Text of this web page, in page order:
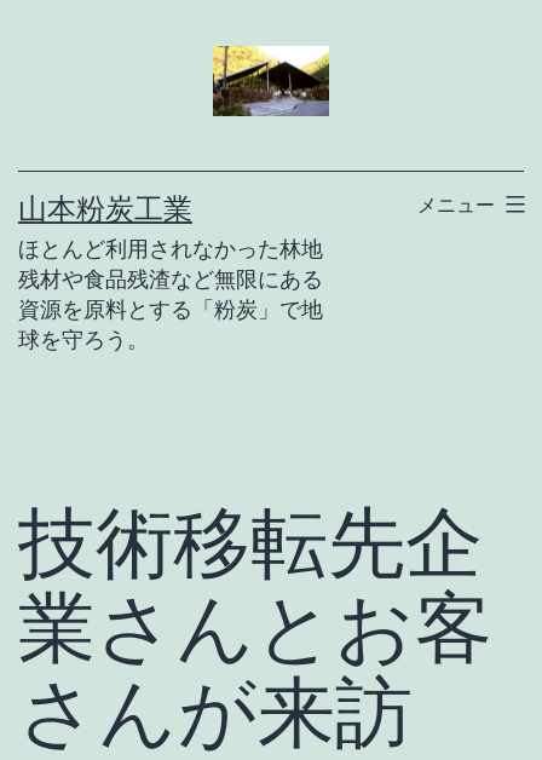
へ
ス
キ
ッ
山本粉炭工業
ほとんど利用されなかった林地
残材や食品残渣など無限にある
資源を原料とする「粉炭」で地
球を守ろう。
メニュー
技術移転先企
業さんとお客
さんが来訪